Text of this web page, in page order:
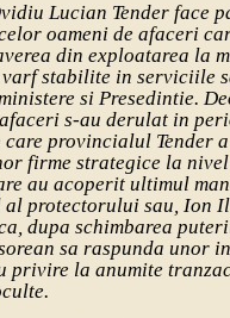
Lucian Tender face
oameni de afaceri
din exploatarea la
stabilite in serviciile
si Presedintie.
s-au derulat in
provincialul Tender
firme strategice la
au acoperit ultimul
protectorului sau, Ion
dupa schimbarea
sa raspunda unor
privire la anumite